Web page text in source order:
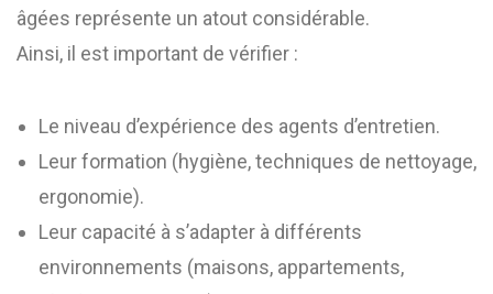
âgées représente un atout considérable.
Ainsi, il est important de vérifier :
Le niveau d’expérience des agents d’entretien.
Leur formation (hygiène, techniques de nettoyage,
ergonomie).
Leur capacité à s’adapter à différents
environnements (maisons, appartements,